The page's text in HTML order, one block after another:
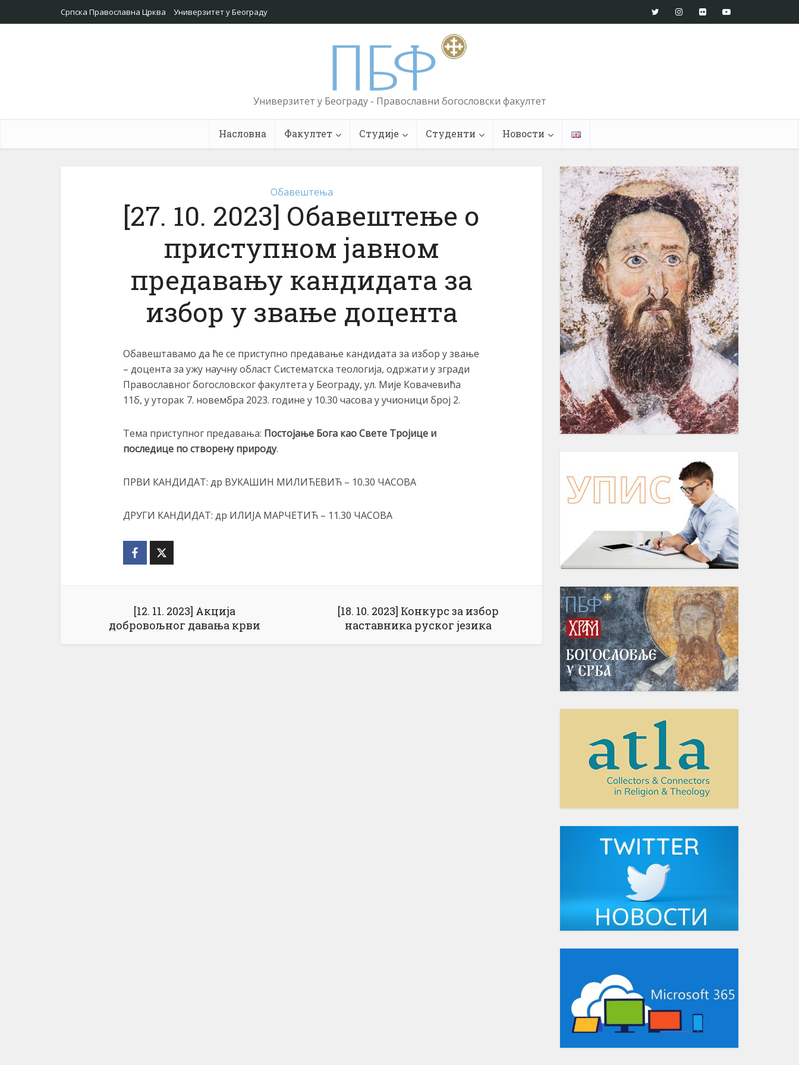
Српска Православна Црква Универзитет у Београду
Универзитет у Београду - Православни богословски факултет
Насловна Факултет Студије Студенти Новости
Обавештења
[27. 10. 2023] Обавештење о
приступном јавном
предавању кандидата за
избор у звање доцента
Обавештавамо да ће се приступно предавање кандидата за избор у звање
– доцента за ужу научну област Систематска теологија, одржати у згради
Православног богословског факултета у Београду, ул. Мије Ковачевића
11б, у уторак 7. новембра 2023. године у 10.30 часова у учионици број 2.
Тема приступног предавања: Постојање Бога као Свете Тројице и
последице по створену природу.
ПРВИ КАНДИДАТ: др ВУКАШИН МИЛИЋЕВИЋ – 10.30 ЧАСОВА
ДРУГИ КАНДИДАТ: др ИЛИЈА МАРЧЕТИЋ – 11.30 ЧАСОВА
[12. 11. 2023] Акција
добровољног давања крви
[18. 10. 2023] Конкурс за избор
наставника руског језика